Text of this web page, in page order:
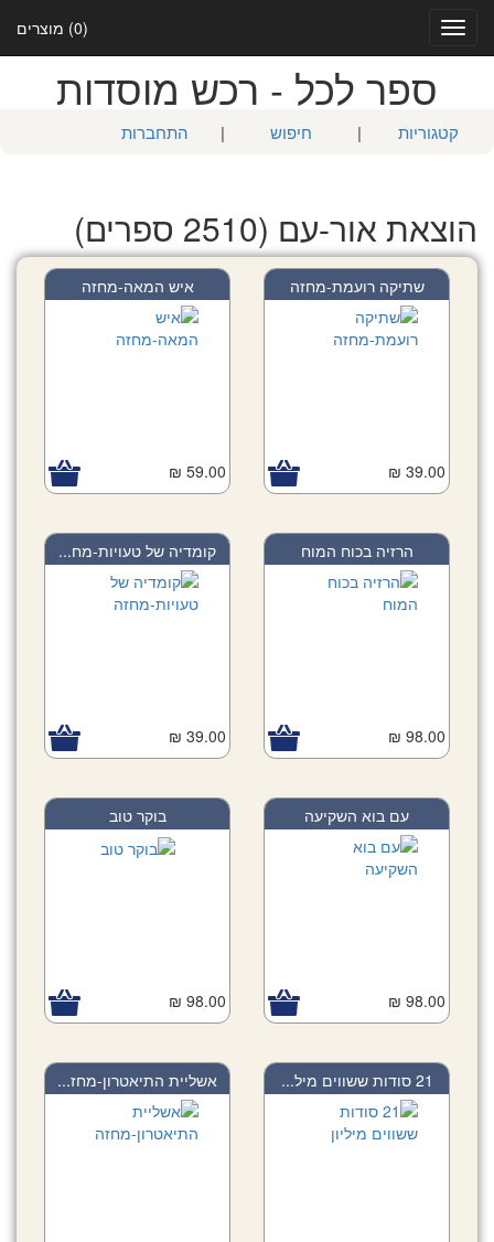
(0) מוצרים
Toggle
navigation
ספר לכל - רכש מוסדות
קטגוריות | חיפוש | התחברות
הוצאת אור-עם (2510 ספרים)
שתיקה רועמת-מחזה
39.00 ₪
איש המאה-מחזה
59.00 ₪
הרזיה בכוח המוח
98.00 ₪
קומדיה של טעויות-מח...
39.00 ₪
עם בוא השקיעה
98.00 ₪
בוקר טוב
98.00 ₪
21 סודות ששווים מיל... אשליית התיאטרון-מחז...